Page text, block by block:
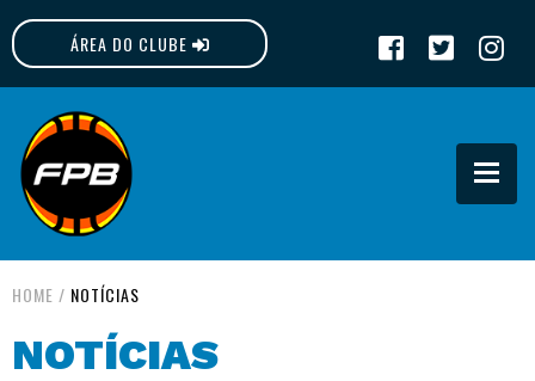
ÁREA DO CLUBE
FPB
HOME / NOTÍCIAS
NOTÍCIAS